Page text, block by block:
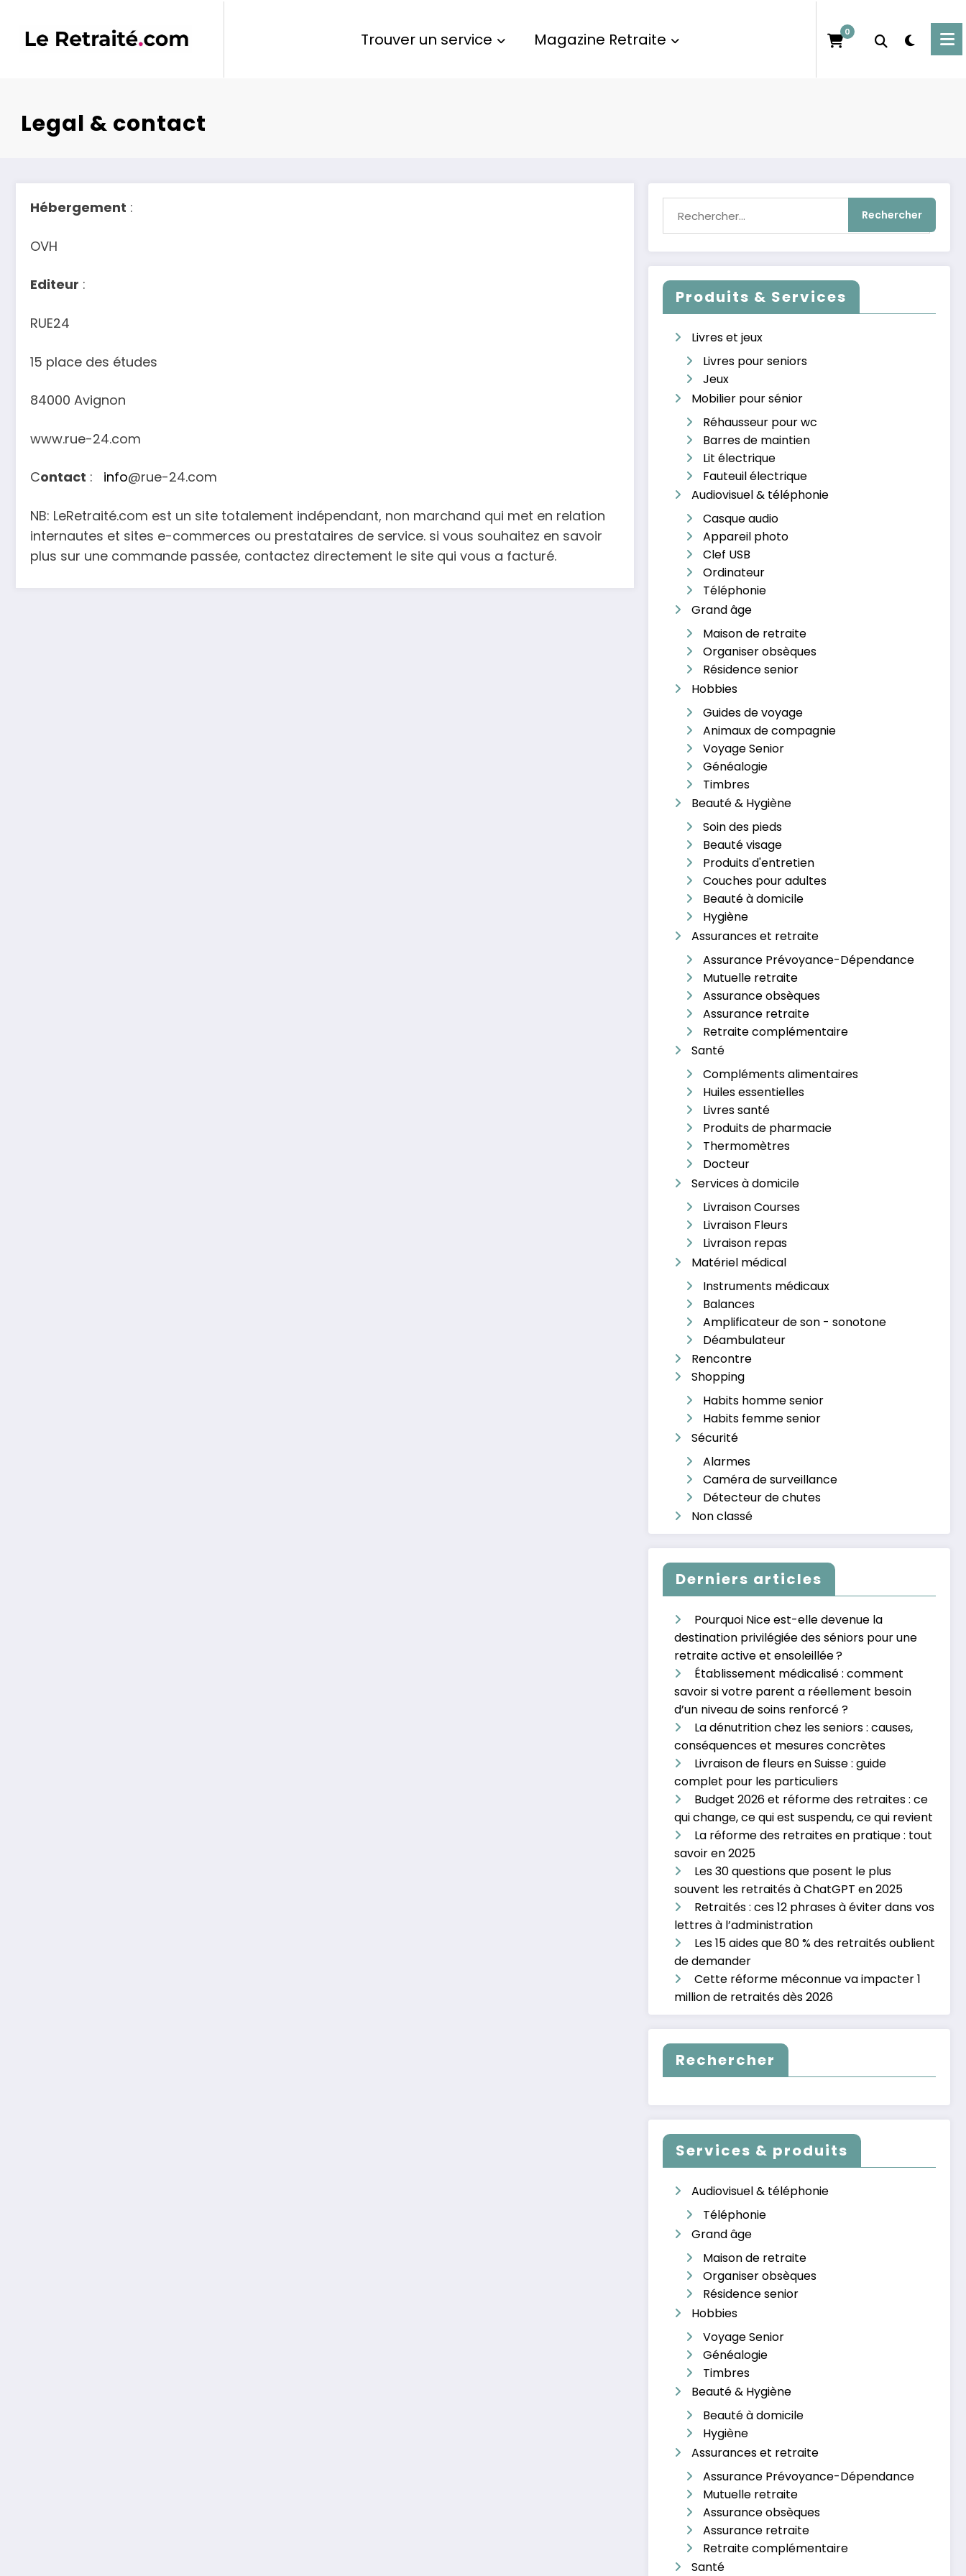
contenu
Trouver un service Magazine Retraite 0
Legal & contact
Hébergement :
OVH
Editeur :
RUE24
15 place des études
84000 Avignon
www.rue-24.com
Contact : info@rue-24.com
NB: LeRetraité.com est un site totalement indépendant, non marchand qui met en relation
internautes et sites e-commerces ou prestataires de service. si vous souhaitez en savoir
plus sur une commande passée, contactez directement le site qui vous a facturé.
Produits & Services
Livres et jeux
Livres pour seniors
Jeux
Mobilier pour sénior
Réhausseur pour wc
Barres de maintien
Lit électrique
Fauteuil électrique
Audiovisuel & téléphonie
Casque audio
Appareil photo
Clef USB
Ordinateur
Téléphonie
Grand âge
Maison de retraite
Organiser obsèques
Résidence senior
Hobbies
Guides de voyage
Animaux de compagnie
Voyage Senior
Généalogie
Timbres
Beauté & Hygiène
Soin des pieds
Beauté visage
Produits d'entretien
Couches pour adultes
Beauté à domicile
Hygiène
Assurances et retraite
Assurance Prévoyance-Dépendance
Mutuelle retraite
Assurance obsèques
Assurance retraite
Retraite complémentaire
Santé
Compléments alimentaires
Huiles essentielles
Livres santé
Produits de pharmacie
Thermomètres
Docteur
Services à domicile
Livraison Courses
Livraison Fleurs
Livraison repas
Matériel médical
Instruments médicaux
Balances
Amplificateur de son - sonotone
Déambulateur
Rencontre
Shopping
Habits homme senior
Habits femme senior
Sécurité
Alarmes
Caméra de surveillance
Détecteur de chutes
Non classé
Derniers articles
Pourquoi Nice est-elle devenue la
destination privilégiée des séniors pour une
retraite active et ensoleillée ?
Établissement médicalisé : comment
savoir si votre parent a réellement besoin
d’un niveau de soins renforcé ?
La dénutrition chez les seniors : causes,
conséquences et mesures concrètes
Livraison de fleurs en Suisse : guide
complet pour les particuliers
Budget 2026 et réforme des retraites : ce
qui change, ce qui est suspendu, ce qui revient
La réforme des retraites en pratique : tout
savoir en 2025
Les 30 questions que posent le plus
souvent les retraités à ChatGPT en 2025
Retraités : ces 12 phrases à éviter dans vos
lettres à l’administration
Les 15 aides que 80 % des retraités oublient
de demander
Cette réforme méconnue va impacter 1
million de retraités dès 2026
Rechercher
Services & produits
Audiovisuel & téléphonie
Téléphonie
Grand âge
Maison de retraite
Organiser obsèques
Résidence senior
Hobbies
Voyage Senior
Généalogie
Timbres
Beauté & Hygiène
Beauté à domicile
Hygiène
Assurances et retraite
Assurance Prévoyance-Dépendance
Mutuelle retraite
Assurance obsèques
Assurance retraite
Retraite complémentaire
Santé